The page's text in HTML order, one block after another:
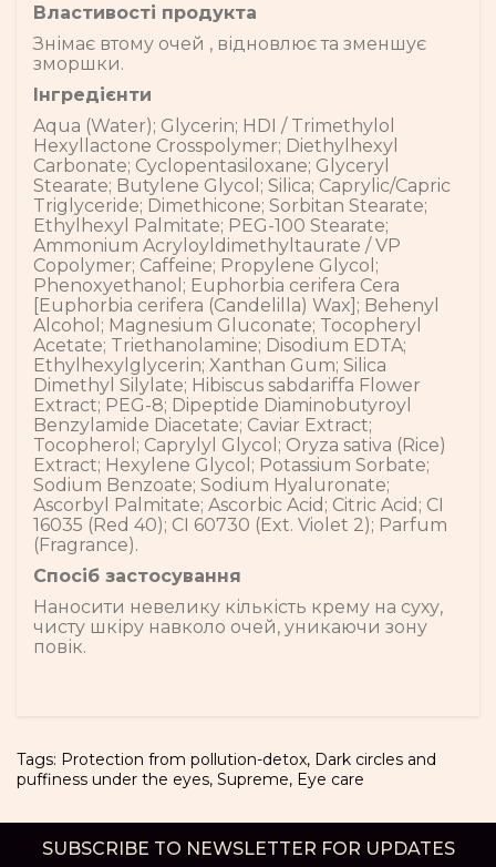
Властивості продукта
Знімає втому очей , відновлює та зменшує
зморшки.
Інгредієнти
Aqua (Water); Glycerin; HDI / Trimethylol
Hexyllactone Crosspolymer; Diethylhexyl
Carbonate; Cyclopentasiloxane; Glyceryl
Stearate; Butylene Glycol; Silica; Caprylic/Capric
Triglyceride; Dimethicone; Sorbitan Stearate;
Ethylhexyl Palmitate; PEG-100 Stearate;
Ammonium Acryloyldimethyltaurate / VP
Copolymer; Caffeine; Propylene Glycol;
Phenoxyethanol; Euphorbia cerifera Cera
[Euphorbia cerifera (Candelilla) Wax]; Behenyl
Alcohol; Magnesium Gluconate; Tocopheryl
Acetate; Triethanolamine; Disodium EDTA;
Ethylhexylglycerin; Xanthan Gum; Silica
Dimethyl Silylate; Hibiscus sabdariffa Flower
Extract; PEG-8; Dipeptide Diaminobutyroyl
Benzylamide Diacetate; Caviar Extract;
Tocopherol; Caprylyl Glycol; Oryza sativa (Rice)
Extract; Hexylene Glycol; Potassium Sorbate;
Sodium Benzoate; Sodium Hyaluronate;
Ascorbyl Palmitate; Ascorbic Acid; Citric Acid; CI
16035 (Red 40); CI 60730 (Ext. Violet 2); Parfum
(Fragrance).
Спосіб застосування
Наносити невелику кількість крему на суху,
чисту шкіру навколо очей, уникаючи зону
повік.
Tags: Protection from pollution-detox, Dark circles and
puffiness under the eyes, Supreme, Eye care
SUBSCRIBE TO NEWSLETTER FOR UPDATES